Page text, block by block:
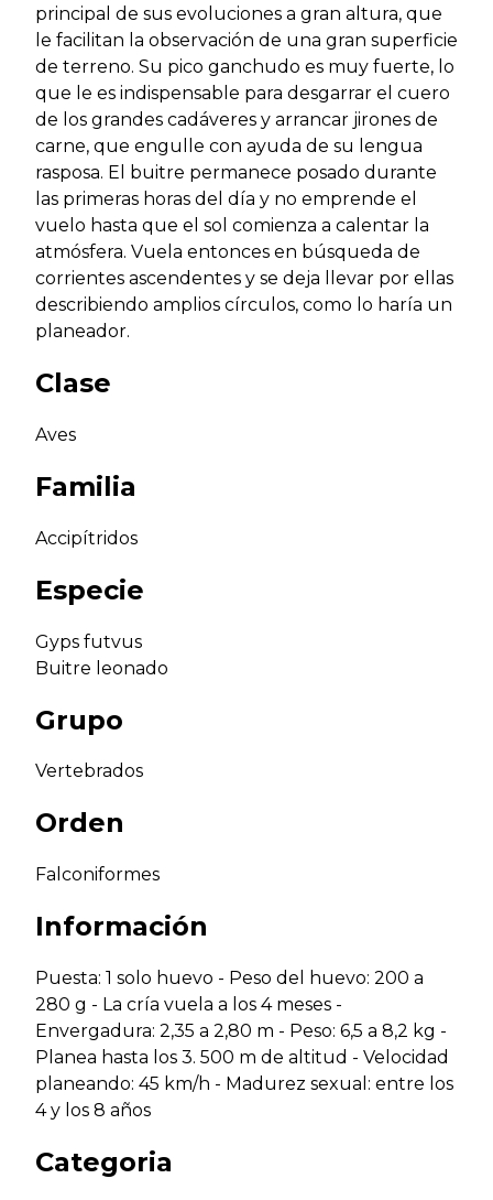
principal de sus evoluciones a gran altura, que
le facilitan la observación de una gran superficie
de terreno. Su pico ganchudo es muy fuerte, lo
que le es indispensable para desgarrar el cuero
de los grandes cadáveres y arrancar jirones de
carne, que engulle con ayuda de su lengua
rasposa. El buitre permanece posado durante
las primeras horas del día y no emprende el
vuelo hasta que el sol comienza a calentar la
atmósfera. Vuela entonces en búsqueda de
corrientes ascendentes y se deja llevar por ellas
describiendo amplios círculos, como lo haría un
planeador.
Clase
Aves
Familia
Accipítridos
Especie
Gyps futvus
Buitre leonado
Grupo
Vertebrados
Orden
Falconiformes
Información
Puesta: 1 solo huevo - Peso del huevo: 200 a
280 g - La cría vuela a los 4 meses -
Envergadura: 2,35 a 2,80 m - Peso: 6,5 a 8,2 kg -
Planea hasta los 3. 500 m de altitud - Velocidad
planeando: 45 km/h - Madurez sexual: entre los
4 y los 8 años
Categoria